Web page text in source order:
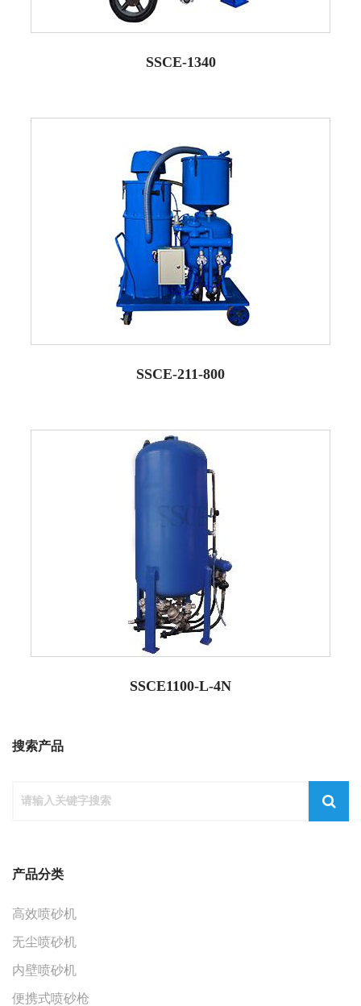
SSCE-1340
SSCE-211-800
SSCE1100-L-4N
搜索产品
产品分类
高效喷砂机
无尘喷砂机
内壁喷砂机
便携式喷砂枪